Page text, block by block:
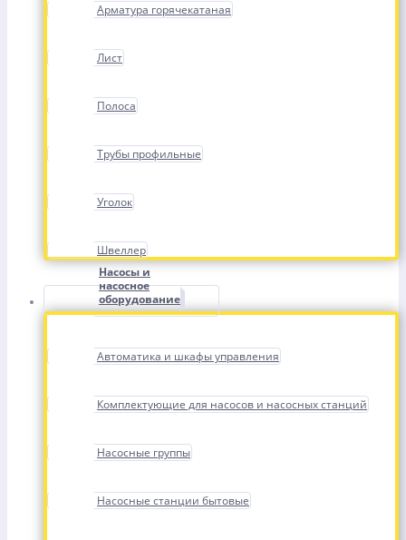
Арматура горячекатаная
Лист
Полоса
Трубы профильные
Уголок
Швеллер
Насосы и
насосное
оборудование
Автоматика и шкафы управления
Комплектующие для насосов и насосных станций
Насосные группы
Насосные станции бытовые